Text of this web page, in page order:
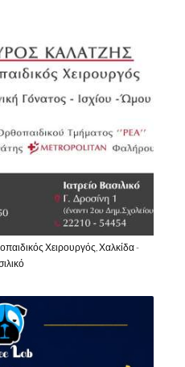
Χειρουργός, Χαλκίδα -